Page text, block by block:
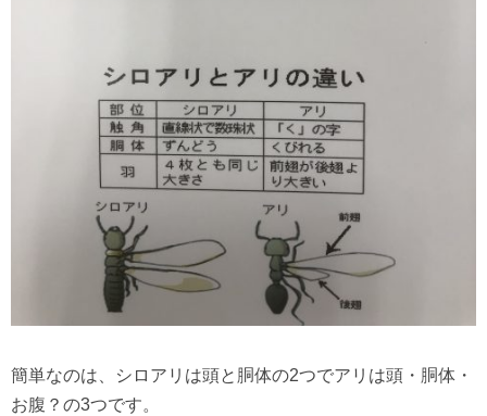
簡単なのは、シロアリは頭と胴体の2つでアリは頭・胴体・
お腹？の3つです。